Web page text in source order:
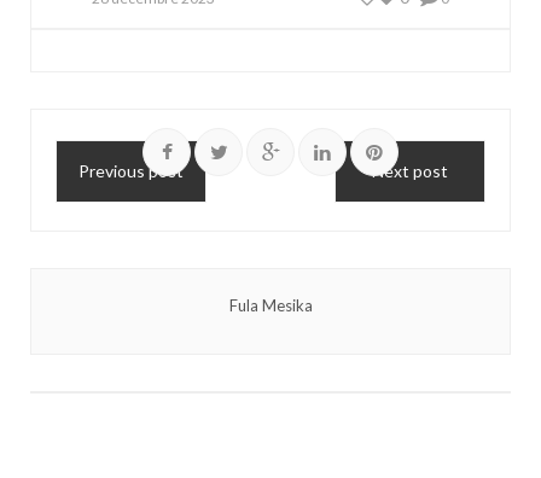
Previous post Next post
Fula Mesika